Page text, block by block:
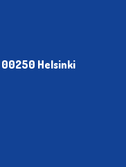
00250 Helsinki